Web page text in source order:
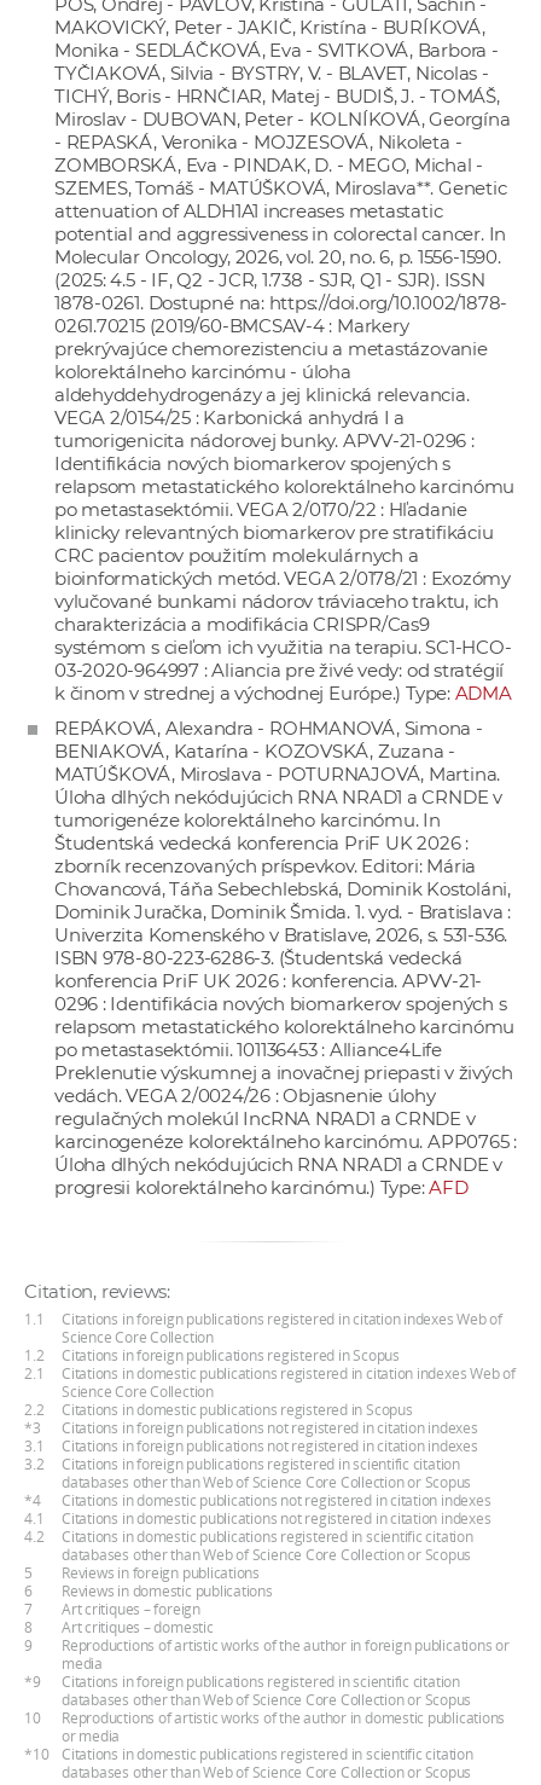
MAKOVICKÝ, Peter - JAKIČ, Kristína - BURÍKOVÁ,
Monika - SEDLÁČKOVÁ, Eva - SVITKOVÁ, Barbora -
TYČIAKOVÁ, Silvia - BYSTRY, V. - BLAVET, Nicolas -
TICHÝ, Boris - HRNČIAR, Matej - BUDIŠ, J. - TOMÁŠ,
Miroslav - DUBOVAN, Peter - KOLNÍKOVÁ, Georgína
- REPASKÁ, Veronika - MOJZESOVÁ, Nikoleta -
ZOMBORSKÁ, Eva - PINDAK, D. - MEGO, Michal -
SZEMES, Tomáš - MATÚŠKOVÁ, Miroslava**. Genetic
attenuation of ALDH1A1 increases metastatic
potential and aggressiveness in colorectal cancer. In
Molecular Oncology, 2026, vol. 20, no. 6, p. 1556-1590.
(2025: 4.5 - IF, Q2 - JCR, 1.738 - SJR, Q1 - SJR). ISSN
1878-0261. Dostupné na: https://doi.org/10.1002/1878-
0261.70215(2019/60-BMCSAV-4 : Markery
prekrývajúce chemorezistenciu a metastázovanie
kolorektálneho karcinómu - úloha
aldehyddehydrogenázy a jej klinická relevancia.
VEGA 2/0154/25 : Karbonická anhydrá I a
tumorigenicita nádorovej bunky. APVV-21-0296 :
Identifikácia nových biomarkerov spojených s
relapsom metastatického kolorektálneho karcinómu
po metastasektómii. VEGA 2/0170/22 : Hľadanie
klinicky relevantných biomarkerov pre stratifikáciu
CRC pacientov použitím molekulárnych a
bioinformatických metód. VEGA 2/0178/21 : Exozómy
vylučované bunkami nádorov tráviaceho traktu, ich
charakterizácia a modifikácia CRISPR/Cas9
systémom s cieľom ich využitia na terapiu. SC1-HCO-
03-2020-964997 : Aliancia pre živé vedy: od stratégií
k činom v strednej a východnej Európe.) Type: ADMA
REPÁKOVÁ, Alexandra - ROHMANOVÁ, Simona -
BENIAKOVÁ, Katarína - KOZOVSKÁ, Zuzana -
MATÚŠKOVÁ, Miroslava - POTURNAJOVÁ, Martina.
Úloha dlhých nekódujúcich RNA NRAD1 a CRNDE v
tumorigenéze kolorektálneho karcinómu. In
Študentská vedecká konferencia PriF UK 2026 :
zborník recenzovaných príspevkov. Editori: Mária
Chovancová, Táňa Sebechlebská, Dominik Kostoláni,
Dominik Juračka, Dominik Šmida. 1. vyd. - Bratislava :
Univerzita Komenského v Bratislave, 2026, s. 531-536.
ISBN 978-80-223-6286-3. (Študentská vedecká
konferencia PriF UK 2026 : konferencia. APVV-21-
0296 : Identifikácia nových biomarkerov spojených s
relapsom metastatického kolorektálneho karcinómu
po metastasektómii. 101136453 : Alliance4Life
Preklenutie výskumnej a inovačnej priepasti v živých
vedách. VEGA 2/0024/26 : Objasnenie úlohy
regulačných molekúl IncRNA NRAD1 a CRNDE v
karcinogenéze kolorektálneho karcinómu. APP0765 :
Úloha dlhých nekódujúcich RNA NRAD1 a CRNDE v
progresii kolorektálneho karcinómu.) Type:AFD
Citation, reviews:
1.1
Citations in foreign publications registered in citation indexes Web of
Science Core Collection
1.2
Citations in foreign publications registered in Scopus
2.1
Citations in domestic publications registered in citation indexes Web of
Science Core Collection
2.2
Citations in domestic publications registered in Scopus
*3
Citations in foreign publications not registered in citation indexes
3.1
Citations in foreign publications not registered in citation indexes
3.2
Citations in foreign publications registered in scientific citation
databases other than Web of Science Core Collection or Scopus
*4
Citations in domestic publications not registered in citation indexes
4.1
Citations in domestic publications not registered in citation indexes
4.2
Citations in domestic publications registered in scientific citation
databases other than Web of Science Core Collection or Scopus
5
Reviews in foreign publications
6
Reviews in domestic publications
7
Art critiques – foreign
8
Art critiques – domestic
9
Reproductions of artistic works of the author in foreign publications or
media
*9
Citations in foreign publications registered in scientific citation
databases other than Web of Science Core Collection or Scopus
10
Reproductions of artistic works of the author in domestic publications
or media
*10
Citations in domestic publications registered in scientific citation
databases other than Web of Science Core Collection or Scopus